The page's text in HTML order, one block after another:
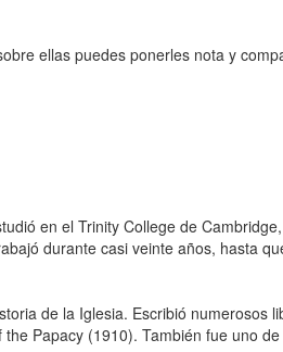
ellas puedes ponerles nota y
en el Trinity College de
durante casi veinte años, hasta
de la Iglesia. Escribió numerosos
Papacy (1910). También fue uno